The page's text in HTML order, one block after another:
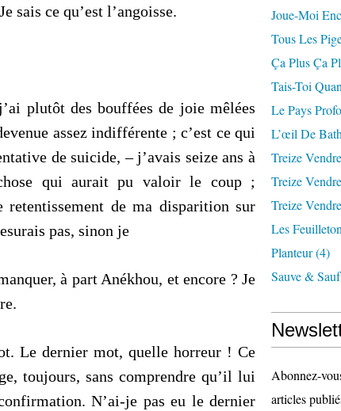
sais ce qu’est l’angoisse.
plutôt des bouffées de joie mêlées
assez indifférente ; c’est ce qui
de suicide, – j’avais seize ans à
qui aurait pu valoir le coup ;
de ma disparition sur
pas, sinon je
à part Anékhou, et encore ? Je
Le dernier mot, quelle horreur ! Ce
toujours, sans comprendre qu’il lui
N’ai-je pas eu le dernier
Joue-Moi
Tous Les
Ça Plus Ça
Tais-Toi
Le Pays
L’œil De
Treize
Treize
Treize
Les
Planteur(4)
Sauve &
Abonnez-
articles